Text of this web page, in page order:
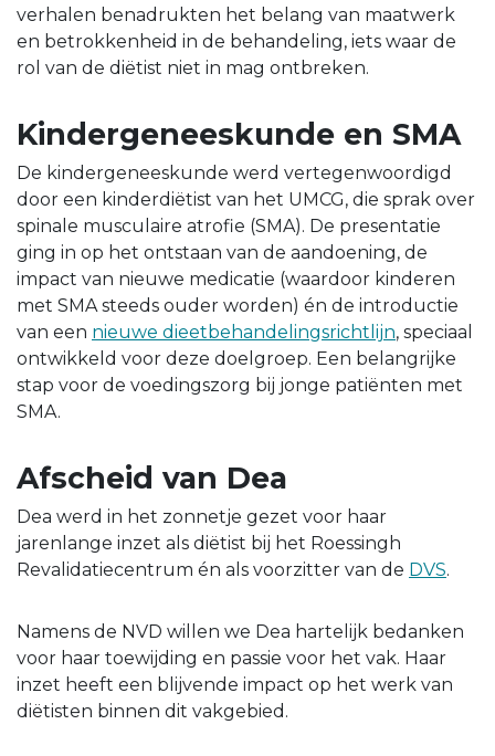
verhalen benadrukten het belang van maatwerk
en betrokkenheid in de behandeling, iets waar de
rol van de diëtist niet in mag ontbreken.
Kindergeneeskunde en SMA
De kindergeneeskunde werd vertegenwoordigd
door een kinderdiëtist van het UMCG, die sprak over
spinale musculaire atrofie (SMA). De presentatie
ging in op het ontstaan van de aandoening, de
impact van nieuwe medicatie (waardoor kinderen
met SMA steeds ouder worden) én de introductie
van een nieuwe dieetbehandelingsrichtlijn, speciaal
ontwikkeld voor deze doelgroep. Een belangrijke
stap voor de voedingszorg bij jonge patiënten met
SMA.
Afscheid van Dea
Dea werd in het zonnetje gezet voor haar
jarenlange inzet als diëtist bij het Roessingh
Revalidatiecentrum én als voorzitter van de DVS.
Namens de NVD willen we Dea hartelijk bedanken
voor haar toewijding en passie voor het vak. Haar
inzet heeft een blijvende impact op het werk van
diëtisten binnen dit vakgebied.